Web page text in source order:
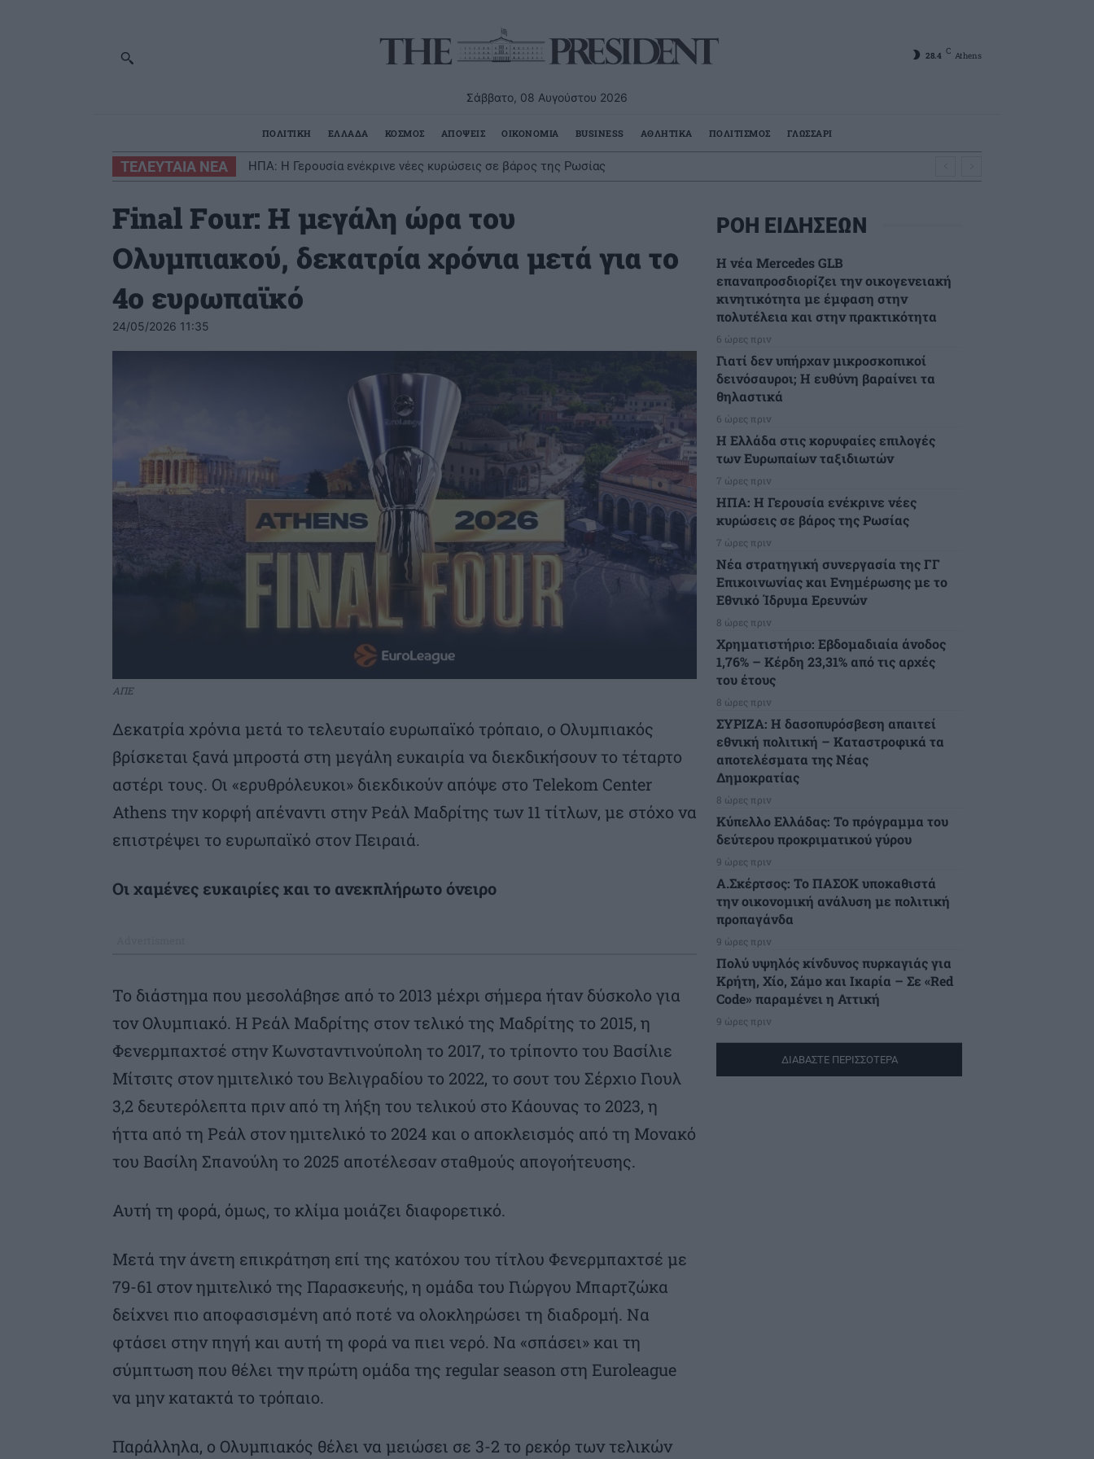
Σάββατο, 08 Αυγούστου 2026
28.4 C Athens
ΠΟΛΙΤΙΚΗ ΕΛΛΑΔΑ ΚΟΣΜΟΣ ΑΠΟΨΕΙΣ ΟΙΚΟΝΟΜΙΑ BUSINESS ΑΘΛΗΤΙΚΑ ΠΟΛΙΤΙΣΜΟΣ ΓΛΩΣΣΑΡΙ
ΤΕΛΕΥΤΑΙΑ ΝΕΑ ΗΠΑ: Η Γερουσία ενέκρινε νέες κυρώσεις σε βάρος της Ρωσίας
Final Four: Η μεγάλη ώρα του
Ολυμπιακού, δεκατρία χρόνια μετά για το
4ο ευρωπαϊκό
24/05/2026 11:35
ΑΠΕ
Δεκατρία χρόνια μετά το τελευταίο ευρωπαϊκό τρόπαιο, ο Ολυμπιακός
βρίσκεται ξανά μπροστά στη μεγάλη ευκαιρία να διεκδικήσουν το τέταρτο
αστέρι τους. Οι «ερυθρόλευκοι» διεκδικούν απόψε στο Telekom Center
Athens την κορφή απέναντι στην Ρεάλ Μαδρίτης των 11 τίτλων, με στόχο να
επιστρέψει το ευρωπαϊκό στον Πειραιά.
Οι χαμένες ευκαιρίες και το ανεκπλήρωτο όνειρο
Το διάστημα που μεσολάβησε από το 2013 μέχρι σήμερα ήταν δύσκολο για
τον Ολυμπιακό. Η Ρεάλ Μαδρίτης στον τελικό της Μαδρίτης το 2015, η
Φενερμπαχτσέ στην Κωνσταντινούπολη το 2017, το τρίποντο του Βασίλιε
Μίτσιτς στον ημιτελικό του Βελιγραδίου το 2022, το σουτ του Σέρχιο Γιουλ
3,2 δευτερόλεπτα πριν από τη λήξη του τελικού στο Κάουνας το 2023, η
ήττα από τη Ρεάλ στον ημιτελικό το 2024 και ο αποκλεισμός από τη Μονακό
του Βασίλη Σπανούλη το 2025 αποτέλεσαν σταθμούς απογοήτευσης.
Αυτή τη φορά, όμως, το κλίμα μοιάζει διαφορετικό.
Μετά την άνετη επικράτηση επί της κατόχου του τίτλου Φενερμπαχτσέ με
79-61 στον ημιτελικό της Παρασκευής, η ομάδα του Γιώργου Μπαρτζώκα
δείχνει πιο αποφασισμένη από ποτέ να ολοκληρώσει τη διαδρομή. Να
φτάσει στην πηγή και αυτή τη φορά να πιει νερό. Να «σπάσει» και τη
σύμπτωση που θέλει την πρώτη ομάδα της regular season στη Euroleague
να μην κατακτά το τρόπαιο.
Παράλληλα, ο Ολυμπιακός θέλει να μειώσει σε 3-2 το ρεκόρ των τελικών
ΡΟΗ ΕΙΔΗΣΕΩΝ
Η νέα Mercedes GLB
επαναπροσδιορίζει την οικογενειακή
κινητικότητα με έμφαση στην
πολυτέλεια και στην πρακτικότητα
6 ώρες πριν
Γιατί δεν υπήρχαν μικροσκοπικοί
δεινόσαυροι; Η ευθύνη βαραίνει τα
θηλαστικά
6 ώρες πριν
Η Ελλάδα στις κορυφαίες επιλογές
των Ευρωπαίων ταξιδιωτών
7 ώρες πριν
ΗΠΑ: Η Γερουσία ενέκρινε νέες
κυρώσεις σε βάρος της Ρωσίας
7 ώρες πριν
Νέα στρατηγική συνεργασία της ΓΓ
Επικοινωνίας και Ενημέρωσης με το
Εθνικό Ίδρυμα Ερευνών
8 ώρες πριν
Χρηματιστήριο: Εβδομαδιαία άνοδος
1,76% – Κέρδη 23,31% από τις αρχές
του έτους
8 ώρες πριν
ΣΥΡΙΖΑ: Η δασοπυρόσβεση απαιτεί
εθνική πολιτική – Καταστροφικά τα
αποτελέσματα της Νέας
Δημοκρατίας
8 ώρες πριν
Κύπελλο Ελλάδας: Το πρόγραμμα του
δεύτερου προκριματικού γύρου
9 ώρες πριν
Α.Σκέρτσος: Το ΠΑΣΟΚ υποκαθιστά
την οικονομική ανάλυση με πολιτική
προπαγάνδα
9 ώρες πριν
Πολύ υψηλός κίνδυνος πυρκαγιάς για
Κρήτη, Χίο, Σάμο και Ικαρία – Σε «Red
Code» παραμένει η Αττική
9 ώρες πριν
ΔΙΑΒΑΣΤΕ ΠΕΡΙΣΣΟΤΕΡΑ